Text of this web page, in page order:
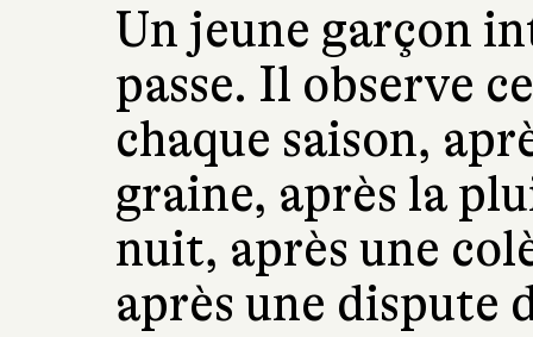
Un jeune garçon
passe. Il observe
chaque saison,
graine, après la
nuit, après une
après une dispute